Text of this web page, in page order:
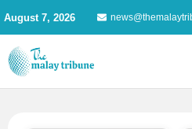
content
August 7, 2026